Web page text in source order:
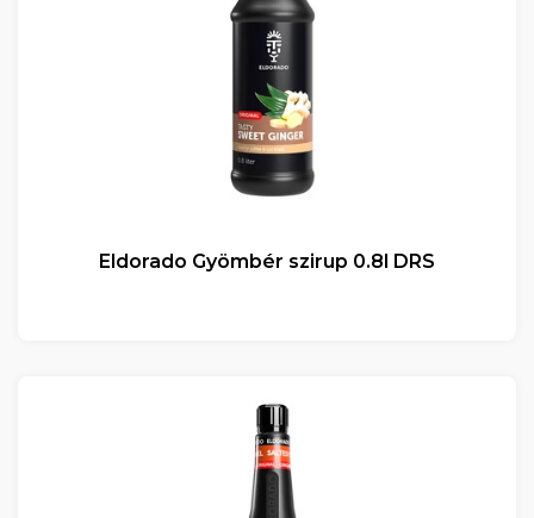
Eldorado Gyömbér szirup 0.8l DRS